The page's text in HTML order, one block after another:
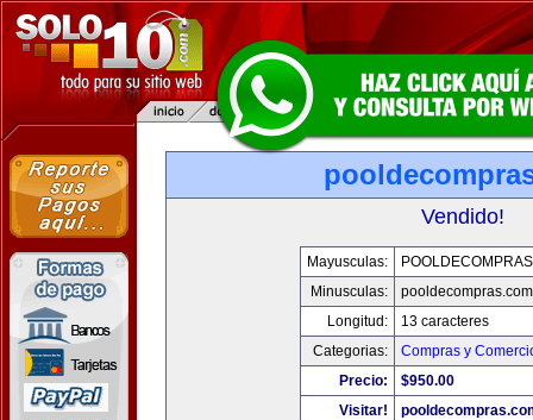
Vendido!
Mayusculas:
Minusculas:
pooldecompras.com
Longitud:
13 caracteres
Categorias:
Compras y
Precio:
$950.00
Visitar!